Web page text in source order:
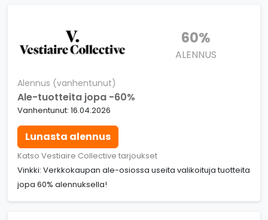
60%
ALENNUS
Alennus (vanhentunut)
Ale-tuotteita jopa -60%
Vanhentunut: 16.04.2026
Lunasta alennus
Katso Vestiaire Collective tarjoukset
Vinkki: Verkkokaupan ale-osiossa useita valikoituja tuotteita
jopa 60% alennuksella!